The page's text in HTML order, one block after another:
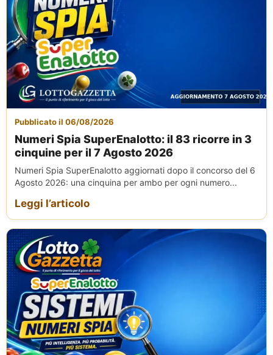
Pubblicato il 06/08/2026
Numeri Spia SuperEnalotto: il 83 ricorre in 3
cinquine per il 7 Agosto 2026
Numeri Spia SuperEnalotto aggiornati dopo il concorso del 6
Agosto 2026: una cinquina per ambo per ogni numero...
Leggi l’articolo